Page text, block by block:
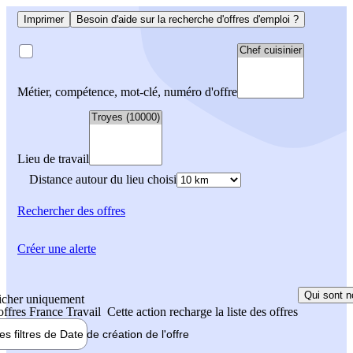
Imprimer Besoin d'aide sur la recherche d'offres d'emploi ?
Métier, compétence, mot-clé, numéro d'offre
Lieu de travail
Distance autour du lieu choisi
Rechercherdes offres
uniquement
France Travail Cette action recharge la liste des offres
Qui sont
filtres de Date de création de l'offre
Créer une alerte